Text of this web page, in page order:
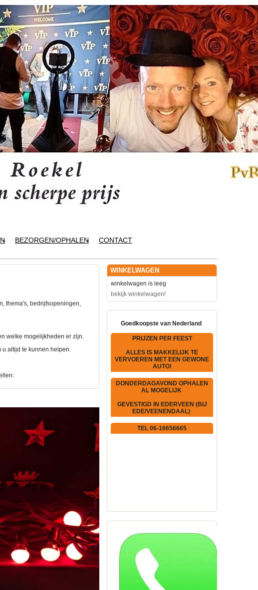
BEZORGEN/OPHALEN CONTACT
thema's, bedrijfsopeningen,
welke mogelijkheden er zijn.
u altijd te kunnen helpen.
WINKELWAGEN
winkelwagen is leeg
bekijk winkelwagen!
Goedkoopste van Nederland
PRIJZEN PER FEEST
ALLES IS MAKKELIJK TE
VERVOEREN MET EEN GEWONE
AUTO!
DONDERDAGAVOND OPHALEN
AL MOGELIJK
GEVESTIGD IN EDERVEEN (BIJ
EDE/VEENENDAAL)
TEL 06-16656665